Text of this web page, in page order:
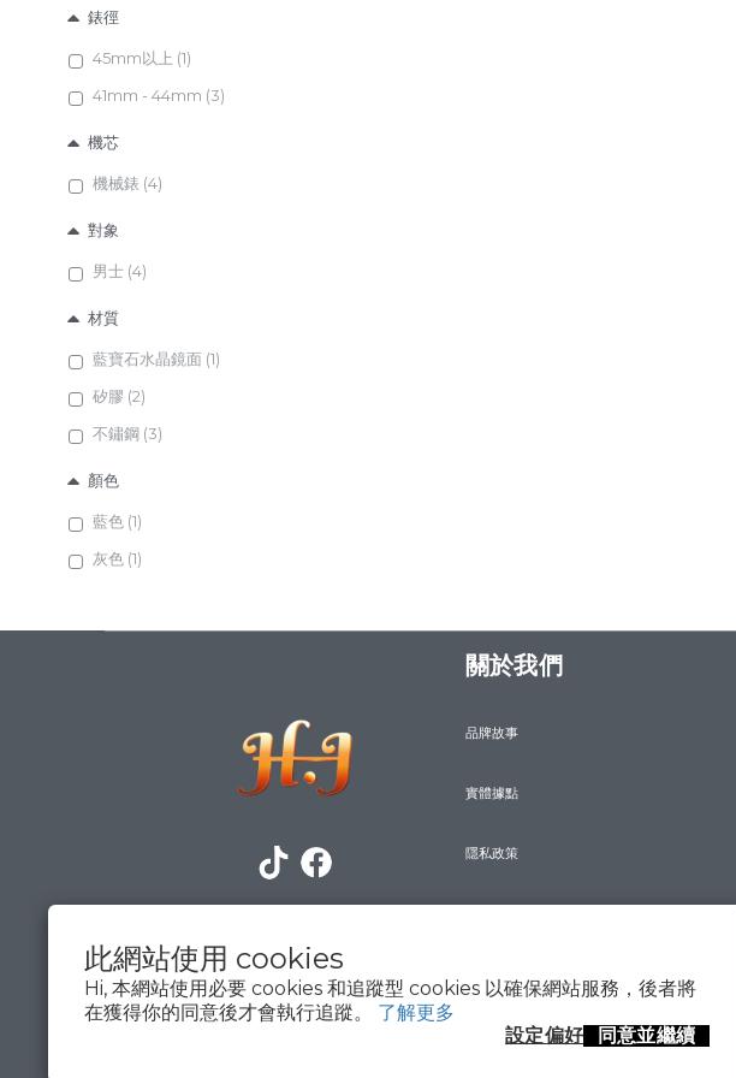
此網站使用 cookies
Hi, 本網站使用必要 cookies 和追蹤型 cookies 以確保網站服務，後者將
在獲得你的同意後才會執行追蹤。 了解更多
設定偏好
同意並繼續
錶徑
45mm以上 (1)
41mm - 44mm (3)
機芯
機械錶 (4)
對象
男士 (4)
材質
藍寶石水晶鏡面 (1)
矽膠 (2)
不鏽鋼 (3)
顏色
藍色 (1)
灰色 (1)
黑色 (3)
關於我們
品牌故事
實體據點
隱私政策